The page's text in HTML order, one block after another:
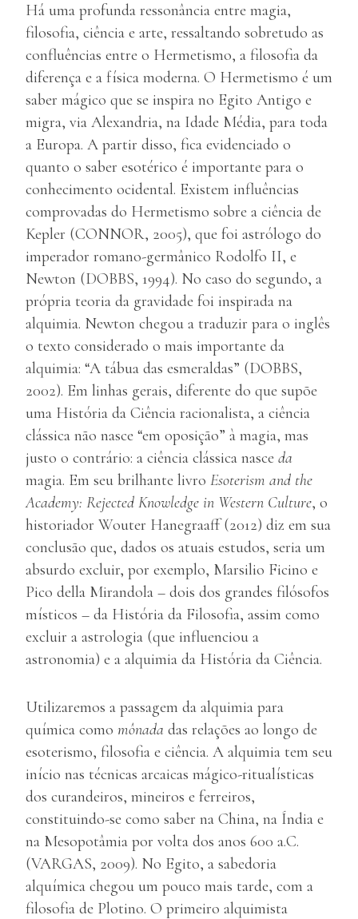
Há uma profunda ressonância entre magia,
filosofia, ciência e arte, ressaltando sobretudo as
confluências entre o Hermetismo, a filosofia da
diferença e a física moderna. O Hermetismo é um
saber mágico que se inspira no Egito Antigo e
migra, via Alexandria, na Idade Média, para toda
a Europa. A partir disso, fica evidenciado o
quanto o saber esotérico é importante para o
conhecimento ocidental. Existem influências
comprovadas do Hermetismo sobre a ciência de
Kepler (CONNOR, 2005), que foi astrólogo do
imperador romano-germânico Rodolfo II, e
Newton (DOBBS, 1994). No caso do segundo, a
própria teoria da gravidade foi inspirada na
alquimia. Newton chegou a traduzir para o inglês
o texto considerado o mais importante da
alquimia: “A tábua das esmeraldas” (DOBBS,
2002). Em linhas gerais, diferente do que supõe
uma História da Ciência racionalista, a ciência
clássica não nasce “em oposição” à magia, mas
justo o contrário: a ciência clássica nasce da
magia. Em seu brilhante livro Esoterism and the
Academy: Rejected Knowledge in Western Culture, o
historiador Wouter Hanegraaff (2012) diz em sua
conclusão que, dados os atuais estudos, seria um
absurdo excluir, por exemplo, Marsilio Ficino e
Pico della Mirandola – dois dos grandes filósofos
místicos – da História da Filosofia, assim como
excluir a astrologia (que influenciou a
astronomia) e a alquimia da História da Ciência.
Utilizaremos a passagem da alquimia para
química como mônada das relações ao longo de
esoterismo, filosofia e ciência. A alquimia tem seu
início nas técnicas arcaicas mágico-ritualísticas
dos curandeiros, mineiros e ferreiros,
constituindo-se como saber na China, na Índia e
na Mesopotâmia por volta dos anos 600 a.C.
(VARGAS, 2009). No Egito, a sabedoria
alquímica chegou um pouco mais tarde, com a
filosofia de Plotino. O primeiro alquimista